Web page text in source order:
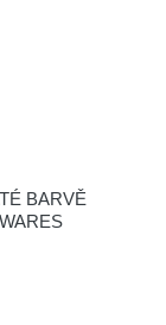
BARVĚ